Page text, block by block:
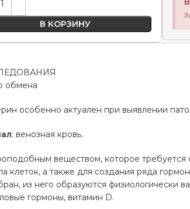
В КОРЗИНУ
обмена
особенно актуален при выявлении
: венозная кровь.
веществом, которое
клеток, а также для создания ряда
из него образуются физиологически
гормоны, витамин D.